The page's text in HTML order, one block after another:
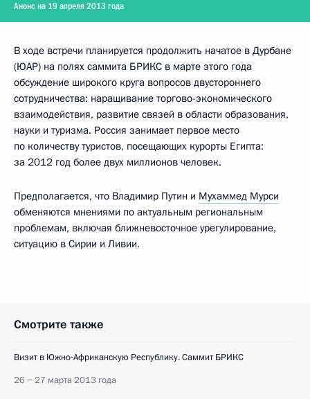
Анонс на 19 апреля 2013 года
В ходе встречи планируется продолжить начатое в Дурбане
(ЮАР) на полях саммита БРИКС в марте этого года
обсуждение широкого круга вопросов двустороннего
сотрудничества: наращивание торгово-экономического
взаимодействия, развитие связей в области образования,
науки и туризма. Россия занимает первое место
по количеству туристов, посещающих курорты Египта:
за 2012 год более двух миллионов человек.
Предполагается, что Владимир Путин и Мухаммед Мурси
обменяются мнениями по актуальным региональным
проблемам, включая ближневосточное урегулирование,
ситуацию в Сирии и Ливии.
Смотрите также
Визит в Южно-Африканскую Республику. Саммит БРИКС
26 − 27 марта 2013 года